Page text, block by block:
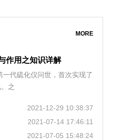
MORE
作用之知识详解
代硫化仪问世，首次实现了
之
2021-12-29 10:38:37
2021-07-14 17:46:11
2021-07-05 15:48:24